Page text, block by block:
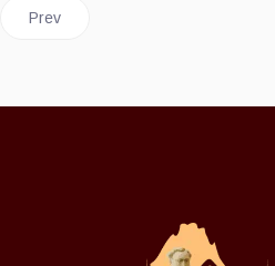
Previous article: SEMBRANDO VIDA
Prev